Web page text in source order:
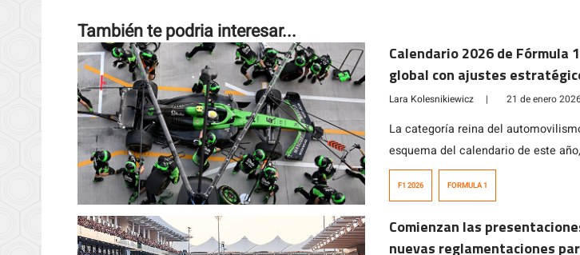
También te podria interesar...
Calendario 2026 de Fórmula
global con ajustes
Lara Kolesnikiewicz | 21 de enero
La categoría reina del
esquema del calendario de este
alcance global del campeonato,
F1 2026 FORMULA 1
Comienzan las
nuevas reglamentaciones